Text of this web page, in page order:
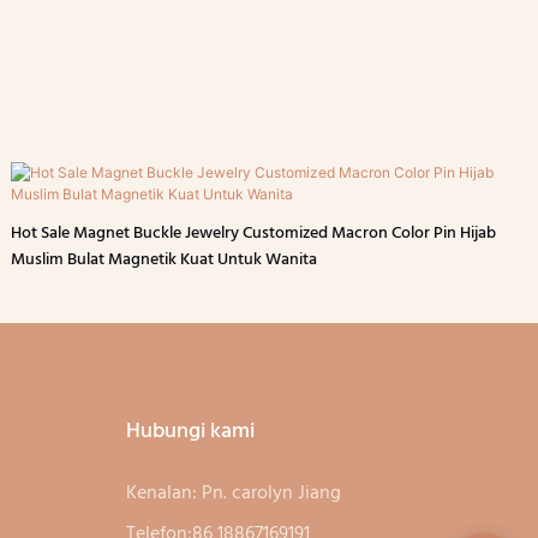
Hot Sale Magnet Buckle Jewelry Customized Macron Color Pin Hijab
Muslim Bulat Magnetik Kuat Untuk Wanita
Hubungi kami
Kenalan: Pn. carolyn Jiang